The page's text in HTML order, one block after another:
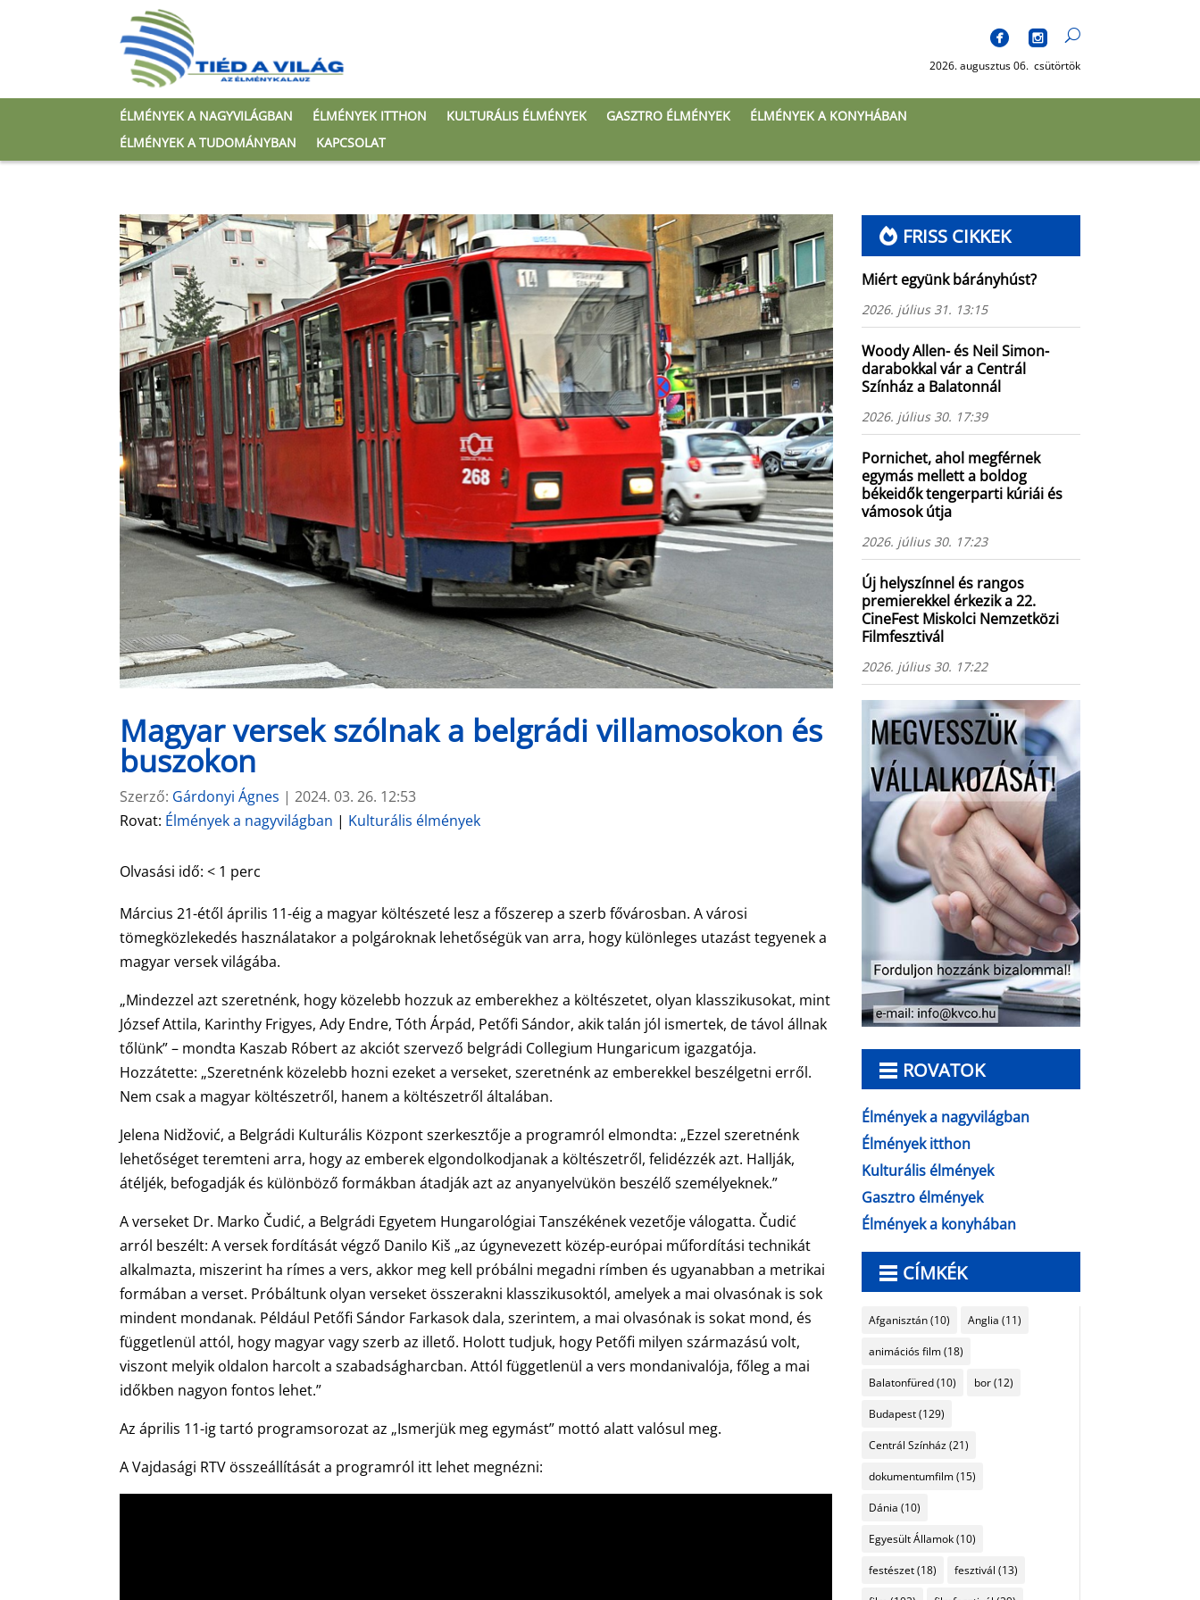
2026. augusztus 06. csütörtök
ÉLMÉNYEK A NAGYVILÁGBAN ÉLMÉNYEK ITTHON KULTURÁLIS ÉLMÉNYEK GASZTRO ÉLMÉNYEK
ÉLMÉNYEK A KONYHÁBAN
ÉLMÉNYEK A TUDOMÁNYBAN
KAPCSOLAT
Magyar versek szólnak a belgrádi villamosokon és
buszokon
Szerző: Gárdonyi Ágnes |2024. 03. 26. 12:53
Rovat: Élmények a nagyvilágban | Kulturális élmények
Olvasási idő:< 1 perc
Március 21-étől április 11-éig a magyar költészeté lesz a főszerep a szerb fővárosban. A városi
tömegközlekedés használatakor a polgároknak lehetőségük van arra, hogy különleges utazást tegyenek a
magyar versek világába.
„Mindezzel azt szeretnénk, hogy közelebb hozzuk az emberekhez a költészetet, olyan klasszikusokat, mint
József Attila, Karinthy Frigyes, Ady Endre, Tóth Árpád, Petőfi Sándor, akik talán jól ismertek, de távol állnak
tőlünk” – mondta Kaszab Róbert az akciót szervező belgrádi Collegium Hungaricum igazgatója.
Hozzátette: „Szeretnénk közelebb hozni ezeket a verseket, szeretnénk az emberekkel beszélgetni erről.
Nem csak a magyar költészetről, hanem a költészetről általában.
Jelena Nidžović, a Belgrádi Kulturális Központ szerkesztője a programról elmondta: „Ezzel szeretnénk
lehetőséget teremteni arra, hogy az emberek elgondolkodjanak a költészetről, felidézzék azt. Hallják,
átéljék, befogadják és különböző formákban átadják azt az anyanyelvükön beszélő személyeknek.”
A verseket Dr. Marko Čudić, a Belgrádi Egyetem Hungarológiai Tanszékének vezetője válogatta. Čudić
arról beszélt: A versek fordítását végző Danilo Kiš „az úgynevezett közép-európai műfordítási technikát
alkalmazta, miszerint ha rímes a vers, akkor meg kell próbálni megadni rímben és ugyanabban a metrikai
formában a verset. Próbáltunk olyan verseket összerakni klasszikusoktól, amelyek a mai olvasónak is sok
mindent mondanak. Például Petőfi Sándor Farkasok dala, szerintem, a mai olvasónak is sokat mond, és
függetlenül attól, hogy magyar vagy szerb az illető. Holott tudjuk, hogy Petőfi milyen származású volt,
viszont melyik oldalon harcolt a szabadságharcban. Attól függetlenül a vers mondanivalója, főleg a mai
időkben nagyon fontos lehet.”
Az április 11-ig tartó programsorozat az „Ismerjük meg egymást” mottó alatt valósul meg.
A Vajdasági RTV összeállítását a programról itt lehet megnézni:
FRISS CIKKEK
Miért együnk bárányhúst?
2026. július 31. 13:15
Woody Allen- és Neil Simon-
darabokkal vár a Centrál
Színház a Balatonnál
2026. július 30. 17:39
Pornichet, ahol megférnek
egymás mellett a boldog
békeidők tengerparti kúriái és
vámosok útja
2026. július 30. 17:23
Új helyszínnel és rangos
premierekkel érkezik a 22.
CineFest Miskolci Nemzetközi
Filmfesztivál
2026. július 30. 17:22
ROVATOK
Élmények a nagyvilágban
Élmények itthon
Kulturális élmények
Gasztro élmények
Élmények a konyhában
CÍMKÉK
Afganisztán(10) Anglia (11)
animációs film(18)
Balatonfüred(10) bor(12)
Budapest(129)
Centrál Színház(21)
dokumentumfilm(15)
Dánia (10)
Egyesült Államok(10)
festészet(18) fesztivál (13)